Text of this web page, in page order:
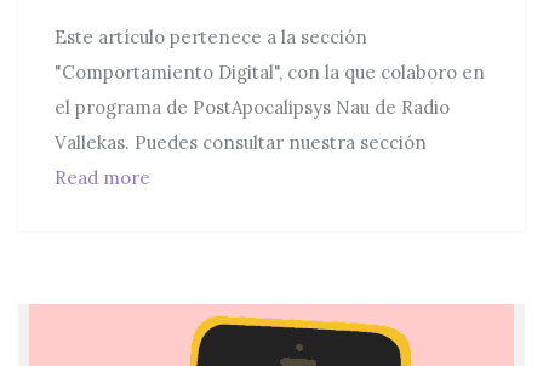
Este artículo pertenece a la sección
"Comportamiento Digital", con la que colaboro en
el programa de PostApocalipsys Nau de Radio
Vallekas. Puedes consultar nuestra sección
Read more